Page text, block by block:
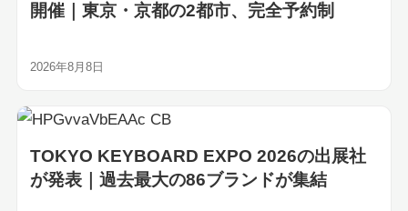
開催｜東京・京都の2都市、完全予約制
2026年8月8日
TOKYO KEYBOARD EXPO 2026の出展社
が発表｜過去最大の86ブランドが集結